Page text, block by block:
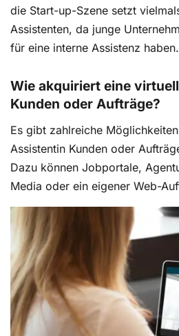
die Start-up-Szene setzt
Assistenten, da junge
für eine interne Assistenz haben.
Wie akquiriert eine
Kunden oder Aufträge?
Es gibt zahlreiche
Assistentin Kunden oder
Dazu können Jobportale,
Media oder ein eigener Web-